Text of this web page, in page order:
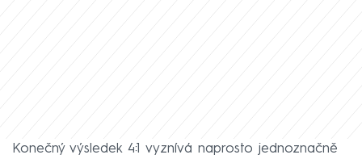
Konečný výsledek 4:1 vyznívá naprosto jednoznačně